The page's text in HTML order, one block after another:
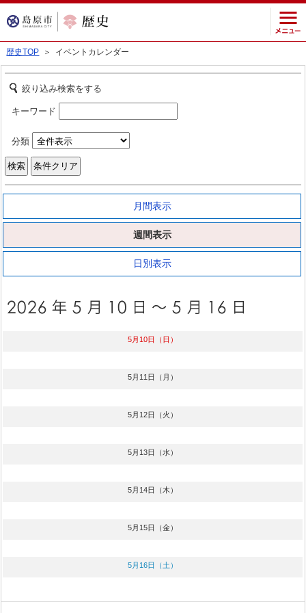
歴史TOP ＞ イベントカレンダー
絞り込み検索をする
キーワード
分類
月間表示
週間表示
日別表示
5月10日（日）
5月11日（月）
5月12日（火）
5月13日（水）
5月14日（木）
5月15日（金）
5月16日（土）